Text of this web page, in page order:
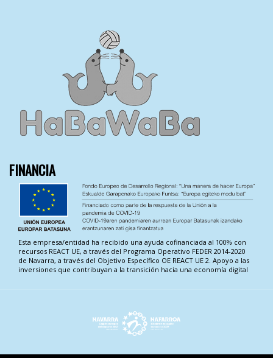
FINANCIA
Esta empresa/entidad ha recibido una ayuda cofinanciada al 100% con
recursos REACT UE, a través del Programa Operativo FEDER 2014-2020
de Navarra, a través del Objetivo Específico OE REACT UE 2. Apoyo a las
inversiones que contribuyan a la transición hacia una economía digital